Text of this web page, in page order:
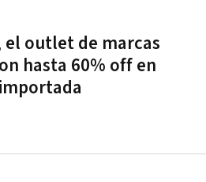
outlet de marcas
hasta 60% off en